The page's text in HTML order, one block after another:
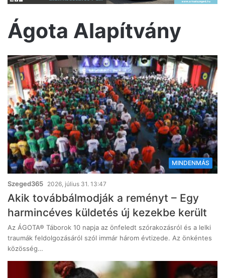
Ágota Alapítvány
MINDENMÁS
Szeged365 2026, július 31. 13:47
Akik továbbálmodják a reményt – Egy
harmincéves küldetés új kezekbe került
Az ÁGOTA® Táborok 10 napja az önfeledt szórakozásról és a lelki
traumák feldolgozásáról szól immár három évtizede. Az önkéntes
közösség…